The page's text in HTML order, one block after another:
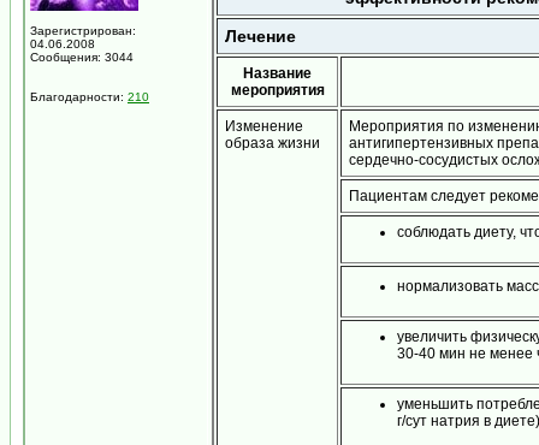
Зарегистрирован:
04.06.2008
Сообщения: 3044
Благодарности: 210
Лечение
Название
мероприятия
Изменение
образа жизни
Мероприятия по
антигипертензивных
сердечно-сосудистых
Пациентам следует
соблюдать диету,
нормализовать
увеличить
30-40 мин не менее
уменьшить
г/сут натрия в диете)